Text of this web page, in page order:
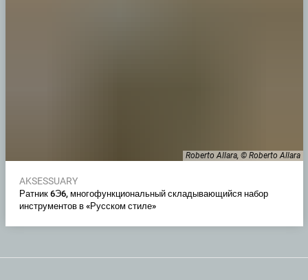
Roberto Allara, © Roberto Allara
AKSESSUARY
Ратник 6Э6, многофункциональный складывающийся набор
инструментов в «Русском стиле»